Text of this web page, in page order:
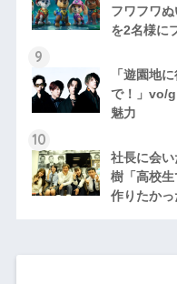
フワフワぬ
を2名様に
「遊園地
で！」vo/
魅力
社長に会
樹「高校
作りたかっ